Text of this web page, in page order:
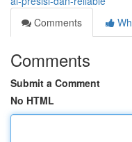
Comments
Comments
Submit a Comment
No HTML